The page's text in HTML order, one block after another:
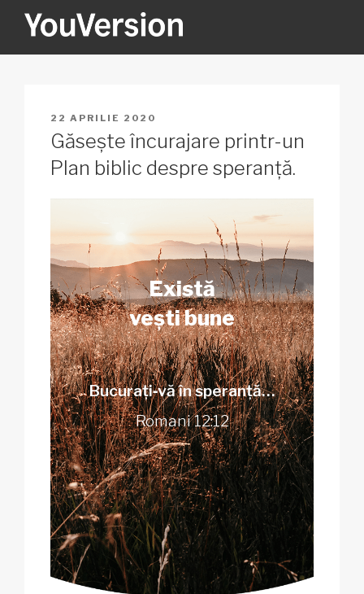
YOUVERSION
PUBLICAT
PE
22 APRILIE 2020
Găsește încurajare printr-un
Plan biblic despre speranță.
Există
vești bune
Bucurați‑vă în speranță…
Romani 12:12